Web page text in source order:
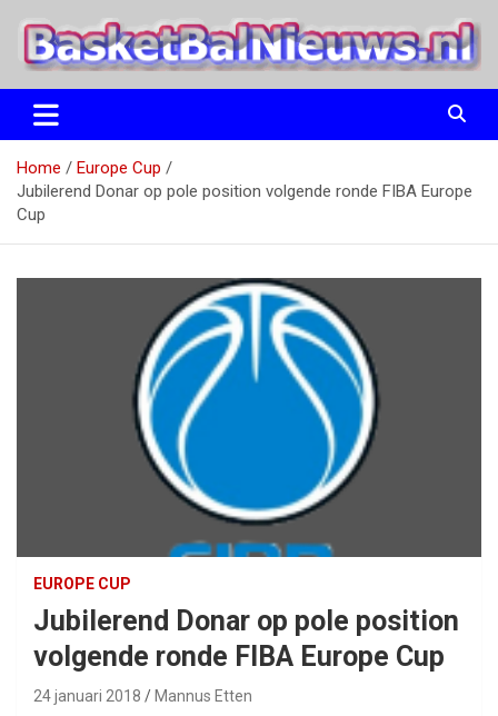
naar
BasketBalNieuws.nl
Etten
Home
Europe Cup
Jubilerend Donar op pole position volgende ronde FIBA Europe
Cup
EUROPE CUP
Jubilerend Donar op pole position
volgende ronde FIBA Europe Cup
24 januari 2018 Mannus Etten